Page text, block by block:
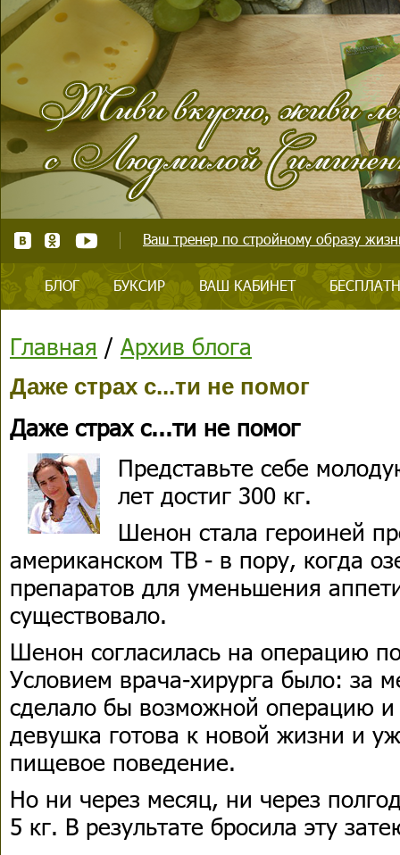
Ваш тренер по стройному образу
БЛОГ БУКСИР ВАШ КАБИНЕТ
Главная / Архив блога
Даже страх с...ти не помог
Даже страх с...ти не помог
Представьте себе
лет достиг 300 кг.
Шенон стала героиней
американском ТВ - в пору, когда
препаратов для уменьшения
существовало.
Шенон согласилась на операцию
Условием врача-хирурга было: за
сделало бы возможной операцию и
девушка готова к новой жизни и
пищевое поведение.
Но ни через месяц, ни через
5 кг. В результате бросила эту